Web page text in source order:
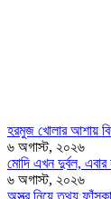
হরমুজ খোলার আশায়
৬ অগাস্ট, ২০২৬
মোদি এখন দুর্বল, এবার
৬ অগাস্ট, ২০২৬
অস্ত্র নিয়ে তথ্য